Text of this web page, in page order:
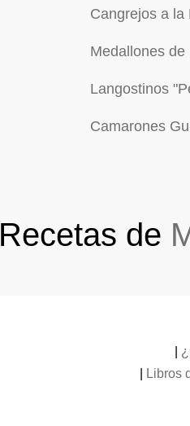
Cangrejos a la
Medallones de
Langostinos
Camarones
Recetas de
Libros